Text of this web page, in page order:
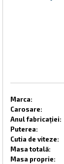
Marca:
Carosare:
Anul fabricației:
Puterea:
Cutia de viteze:
Masa totală:
Masa proprie: